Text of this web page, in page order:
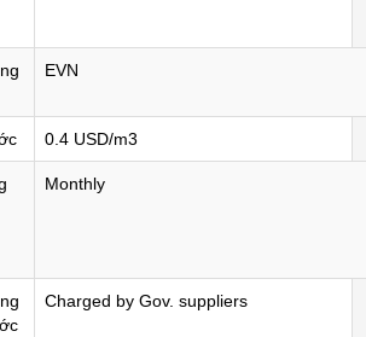
EVN
0.4 USD/m3
Monthly
Charged by Gov. suppliers